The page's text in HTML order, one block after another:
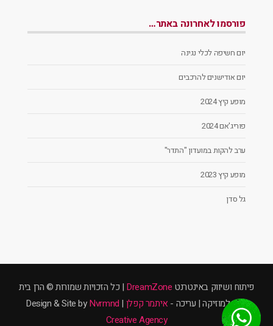
פורסמו לאחרונה באתר…
יום חשיפה לכלי נגינה
יום אודישנים להרכבים
מופע קיץ 2024
פוריג'אם 2024
ערב להקות במועדון "התדר"
מופע קיץ 2023
גל סדן
פיתוח ושיווק באינטרנט DreamZone | כל הזכויות שמורות © הרן בית
ספר למוזיקה | עריכה - איתמר קפלן | Design & Site by
Nvrmnd
Creative Agency